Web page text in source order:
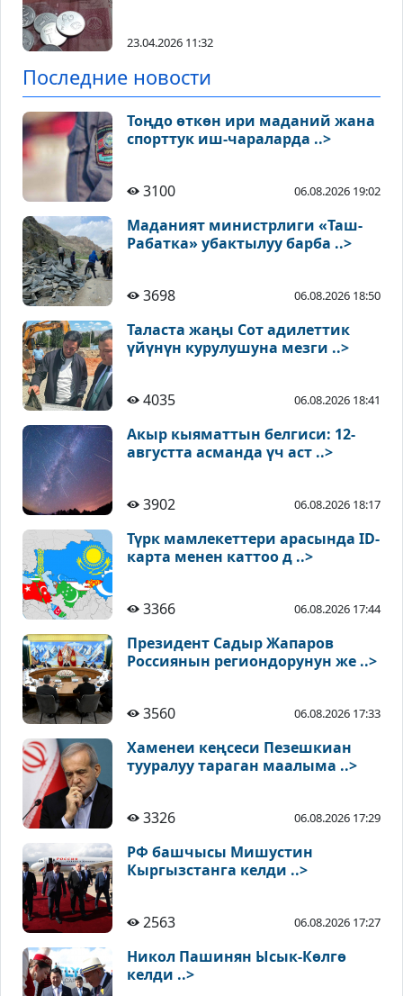
23.04.2026 11:32
Последние новости
Тоңдо өткөн ири маданий жана
спорттук иш-чараларда ..>
3100 06.08.2026 19:02
Маданият министрлиги «Таш-
Рабатка» убактылуу барба ..>
3698 06.08.2026 18:50
Таласта жаңы Сот адилеттик
үйүнүн курулушуна мезги ..>
4035 06.08.2026 18:41
Акыр кыяматтын белгиси: 12-
августта асманда үч аст ..>
3902 06.08.2026 18:17
Түрк мамлекеттери арасында ID-
карта менен каттоо д ..>
3366 06.08.2026 17:44
Президент Садыр Жапаров
Россиянын региондорунун же ..>
3560 06.08.2026 17:33
Хаменеи кеңсеси Пезешкиан
тууралуу тараган маалыма ..>
3326 06.08.2026 17:29
РФ башчысы Мишустин
Кыргызстанга келди ..>
2563 06.08.2026 17:27
Никол Пашинян Ысык-Көлгө
келди ..>